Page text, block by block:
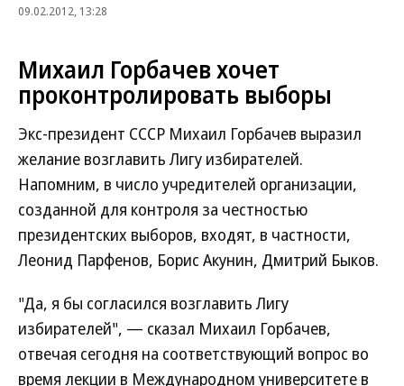
09.02.2012, 13:28
Михаил Горбачев хочет
проконтролировать выборы
Экс-президент СССР Михаил Горбачев выразил
желание возглавить Лигу избирателей.
Напомним, в число учредителей организации,
созданной для контроля за честностью
президентских выборов, входят, в частности,
Леонид Парфенов, Борис Акунин, Дмитрий Быков.
"Да, я бы согласился возглавить Лигу
избирателей", — сказал Михаил Горбачев,
отвечая сегодня на соответствующий вопрос во
время лекции в Международном университете в